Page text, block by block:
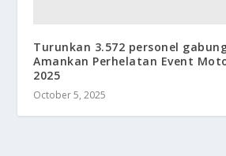
Turunkan 3.572 personel
Amankan Perhelatan Event
2025
October 5, 2025